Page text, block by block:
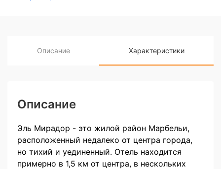
Описание Характеристики
Описание
Эль Мирадор - это жилой район Марбельи,
расположенный недалеко от центра города,
но тихий и уединенный. Отель находится
примерно в 1,5 км от центра, в нескольких